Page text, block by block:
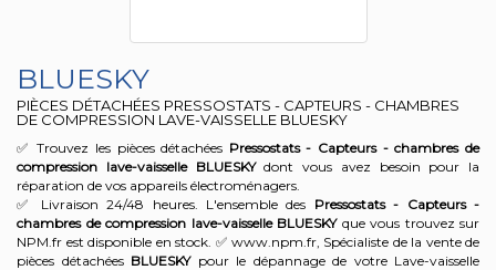
BLUESKY
PIÈCES DÉTACHÉES PRESSOSTATS - CAPTEURS - CHAMBRES
DE COMPRESSION LAVE-VAISSELLE BLUESKY
✅ Trouvez les pièces détachées Pressostats - Capteurs - chambres de
compression lave-vaisselle
BLUESKYdont vous avez besoin pour la
réparation de vos appareils électroménagers.
✅ Livraison 24/48 heures. L'ensemble des Pressostats - Capteurs -
chambres de compression lave-vaisselle BLUESKYque vous trouvez sur
NPM.fr est disponible en stock. ✅ www.npm.fr, Spécialiste de la vente de
pièces détachées BLUESKYpour le dépannage de votre Lave-vaisselle